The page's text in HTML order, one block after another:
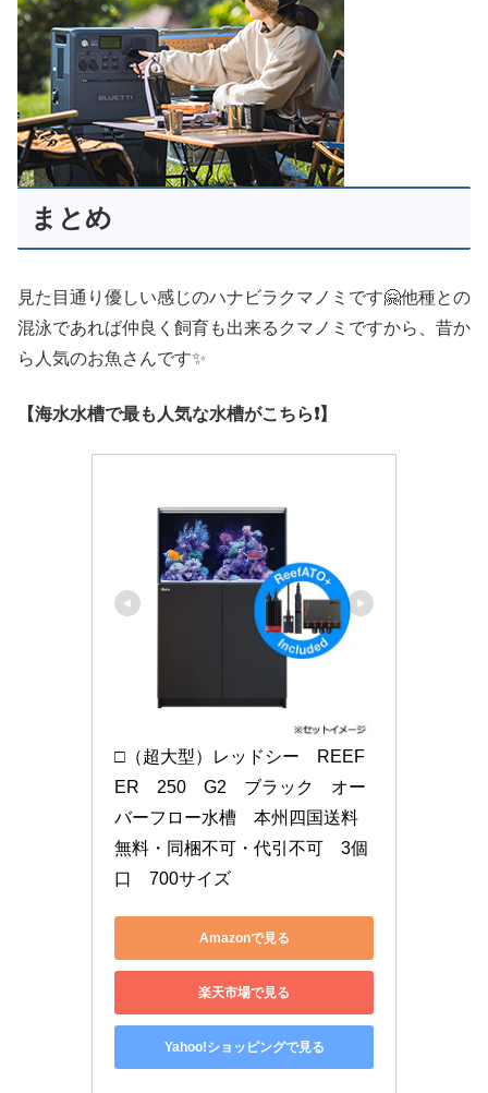
まとめ
見た目通り優しい感じのハナビラクマノミです🤗他種との
混泳であれば仲良く飼育も出来るクマノミですから、昔か
ら人気のお魚さんです✨
【海水水槽で最も人気な水槽がこちら❗】
□（超大型）レッドシー　REEF
ER　250　G2　ブラック　オー
バーフロー水槽　本州四国送料
無料・同梱不可・代引不可　3個
口　700サイズ
Amazonで見る
楽天市場で見る
Yahoo!ショッピングで見る